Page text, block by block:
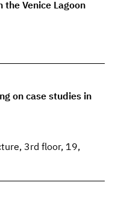
Venice Lagoon
on case studies in
3rd floor, 19,